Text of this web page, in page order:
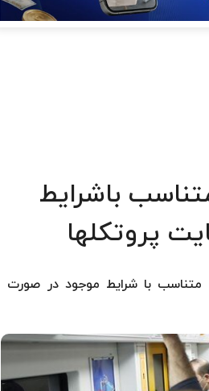
باشرایط
پروتکلها
متناسب با شرایط موجود در صورت